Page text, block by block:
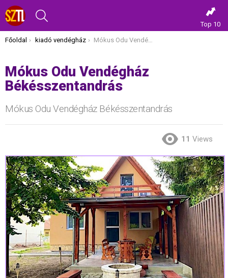
Top 10
Itt vagy most:
Főoldal kiadó vendégház Mókus Odu Vendégház Békésszentandrás
Mókus Odu Vendégház
Békésszentandrás
Mókus Odu Vendégház Békésszentandrás
11 Views